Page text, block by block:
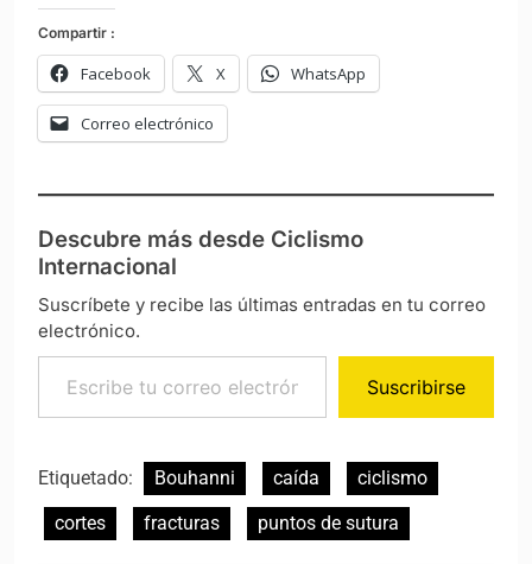
Compartir :
Facebook X WhatsApp
Correo electrónico
Descubre más desde Ciclismo
Internacional
Suscríbete y recibe las últimas entradas en tu correo
electrónico.
Escribe tu correo electrónico…
Suscribirse
Etiquetado: Bouhanni caída
ciclismo
cortes
fracturas puntos de sutura